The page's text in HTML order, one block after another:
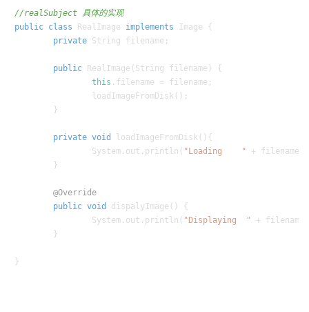
//realSubject 具体的实现
public class RealImage implements Image {
private String filename;
public RealImage (String filename)
{
this .filename = filename;
private void loadImageFromDisk () {
		System.out.println(
"Loading    " + filename);
@Override
public void dispalyImage ()
{
		System.out.println(
"Displaying  " +